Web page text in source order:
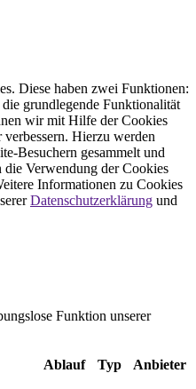
Diese haben zwei Funktionen:
grundlegende Funktionalität
wir mit Hilfe der Cookies
Hierzu werden
Besuchern gesammelt und
die Verwendung der Cookies
Informationen zu Cookies
Datenschutzerklärung und
Funktion unserer
Ablauf Typ Anbieter